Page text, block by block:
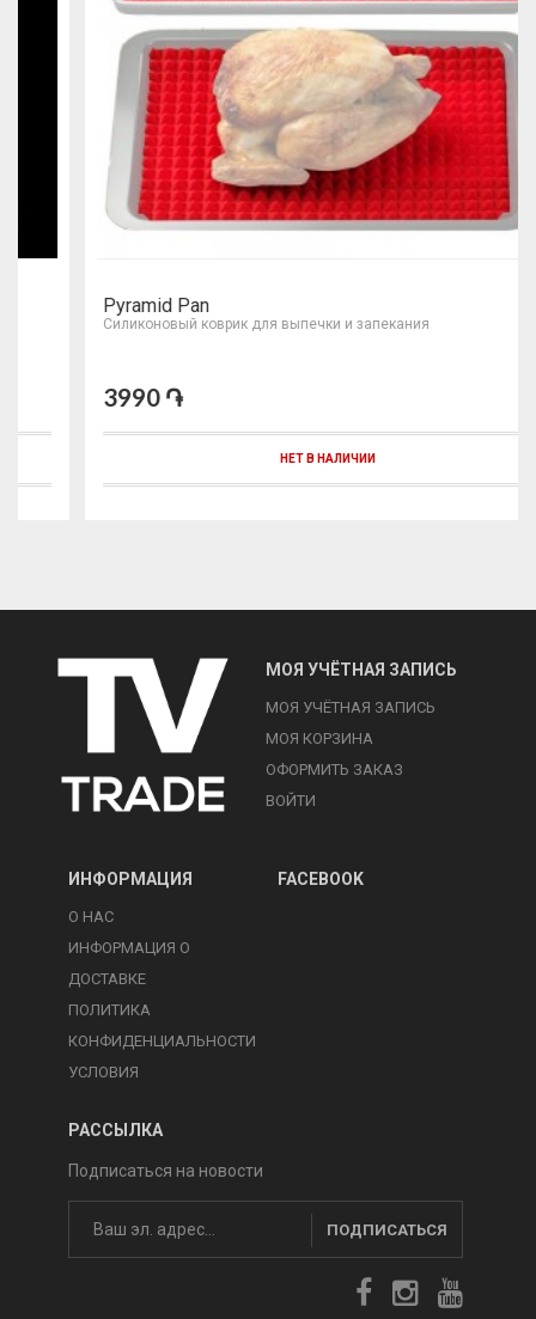
Pyramid Pan
Силиконовый коврик для выпечки и запекания
3990 ֏
НЕТ В НАЛИЧИИ
МОЯ УЧЁТНАЯ ЗАПИСЬ
МОЯ УЧЁТНАЯ ЗАПИСЬ
МОЯ КОРЗИНА
ОФОРМИТЬ ЗАКАЗ
ВОЙТИ
ИНФОРМАЦИЯ
О НАС
ИНФОРМАЦИЯ О
ДОСТАВКЕ
ПОЛИТИКА
КОНФИДЕНЦИАЛЬНОСТИ
УСЛОВИЯ
FACEBOOK
РАССЫЛКА
Подписаться на новости
ПОДПИСАТЬСЯ